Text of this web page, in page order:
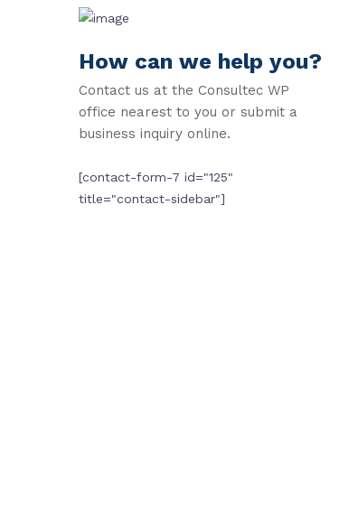
How can we help you?
Contact us at the Consultec WP
office nearest to you or submit a
business inquiry online.
[contact-form-7 id="125"
title="contact-sidebar"]